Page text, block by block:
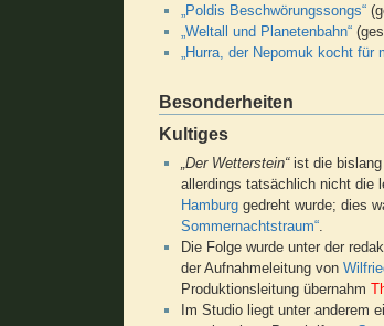
„Poldis Beschwörungssongs“
„Weltall und Planetenbahn“
„Hurra, der Nepomuk kocht für
Besonderheiten
Kultiges
„Der Wetterstein“ist die bislang
allerdings tatsächlich nicht die
Hamburg gedreht wurde; dies
Sommernachtstraum“
Die Folge wurde unter der
der Aufnahmeleitung von
Produktionsleitung übernahm
Im Studio liegt unter anderem